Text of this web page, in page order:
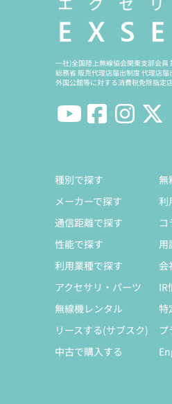
一社)全国陸上無線協会関東支部会員
総務省 販売代理店届出制度 代理店
外国公館等に対する消費税免除指定
種別で探す
メーカーで探す
通信距離で探す
性能で探す
利用業種で探す
アクセサリ・パーツ
無線機レンタル
リースする(サブスク)
中古で購入する
無
利
コ
用
会
IR
特